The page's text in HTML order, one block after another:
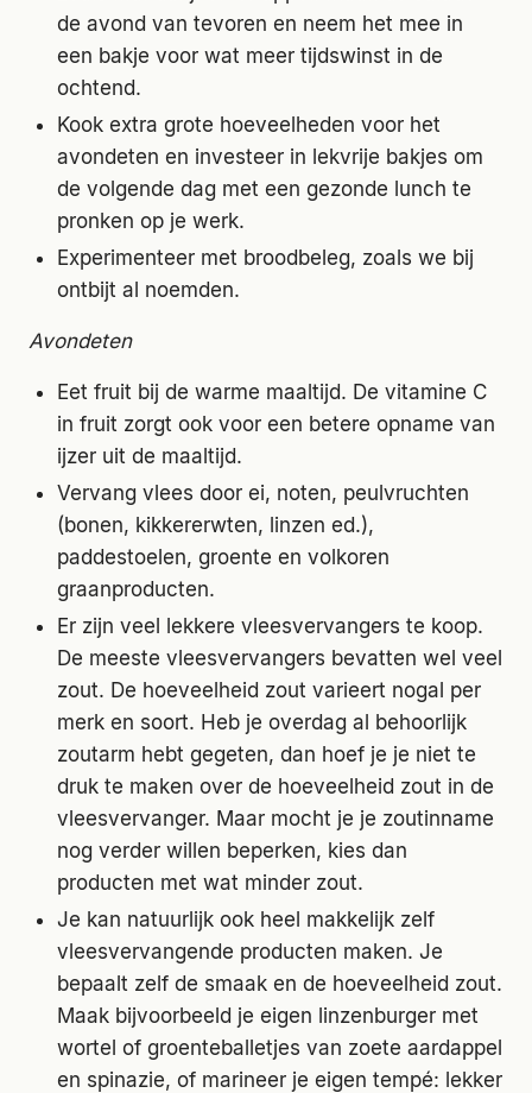
de avond van tevoren en neem het mee in
een bakje voor wat meer tijdswinst in de
ochtend.
Kook extra grote hoeveelheden voor het
avondeten en investeer in lekvrije bakjes om
de volgende dag met een gezonde lunch te
pronken op je werk.
Experimenteer met broodbeleg, zoals we bij
ontbijt al noemden.
Avondeten
Eet fruit bij de warme maaltijd. De vitamine C
in fruit zorgt ook voor een betere opname van
ijzer uit de maaltijd.
Vervang vlees door ei, noten, peulvruchten
(bonen, kikkererwten, linzen ed.),
paddestoelen, groente en volkoren
graanproducten.
Er zijn veel lekkere vleesvervangers te koop.
De meeste vleesvervangers bevatten wel veel
zout. De hoeveelheid zout varieert nogal per
merk en soort. Heb je overdag al behoorlijk
zoutarm hebt gegeten, dan hoef je je niet te
druk te maken over de hoeveelheid zout in de
vleesvervanger. Maar mocht je je zoutinname
nog verder willen beperken, kies dan
producten met wat minder zout.
Je kan natuurlijk ook heel makkelijk zelf
vleesvervangende producten maken. Je
bepaalt zelf de smaak en de hoeveelheid zout.
Maak bijvoorbeeld je eigen linzenburger met
wortel of groenteballetjes van zoete aardappel
en spinazie, of marineer je eigen tempé: lekker